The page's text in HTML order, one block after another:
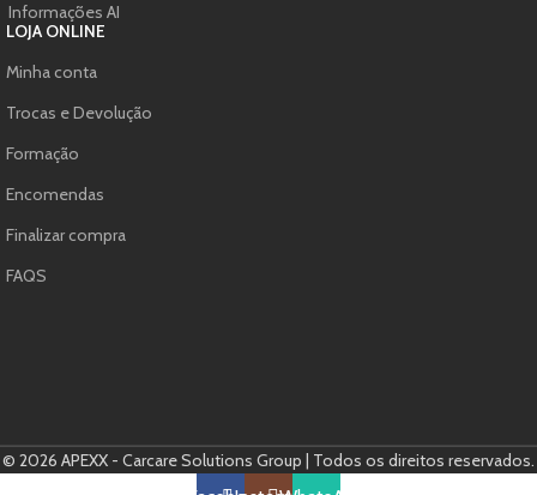
Informações AI
LOJA ONLINE
Minha conta
Trocas e Devolução
Formação
Encomendas
Finalizar compra
FAQS
© 2026 APEXX - Carcare Solutions Group | Todos os direitos reservados.